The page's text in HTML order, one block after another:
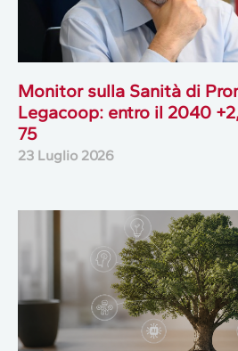
Monitor sulla Sanità di
Legacoop: entro il 2040
75
23 Luglio 2026